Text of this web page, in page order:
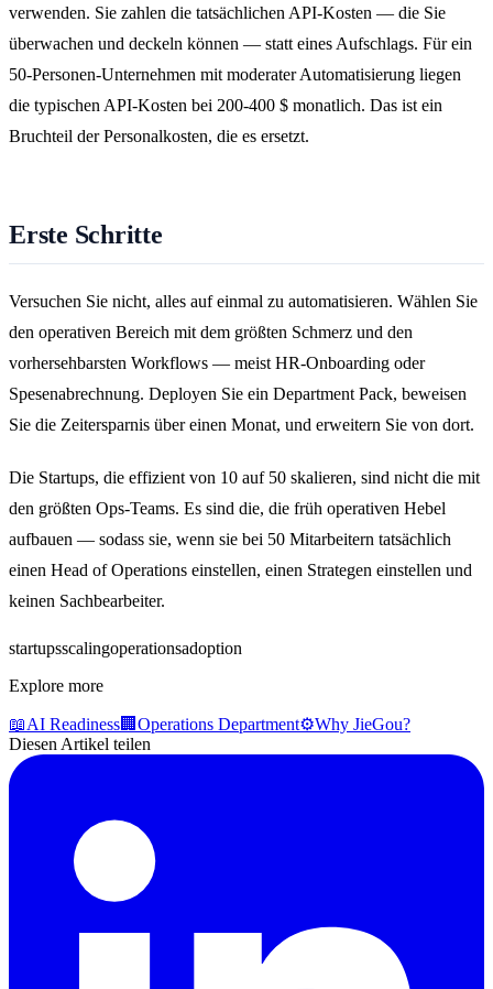
verwenden. Sie zahlen die tatsächlichen API-Kosten — die Sie
überwachen und deckeln können — statt eines Aufschlags. Für ein
50-Personen-Unternehmen mit moderater Automatisierung liegen
die typischen API-Kosten bei 200-400 $ monatlich. Das ist ein
Bruchteil der Personalkosten, die es ersetzt.
Erste Schritte
Versuchen Sie nicht, alles auf einmal zu automatisieren. Wählen Sie
den operativen Bereich mit dem größten Schmerz und den
vorhersehbarsten Workflows — meist HR-Onboarding oder
Spesenabrechnung. Deployen Sie ein Department Pack, beweisen
Sie die Zeitersparnis über einen Monat, und erweitern Sie von dort.
Die Startups, die effizient von 10 auf 50 skalieren, sind nicht die mit
den größten Ops-Teams. Es sind die, die früh operativen Hebel
aufbauen — sodass sie, wenn sie bei 50 Mitarbeitern tatsächlich
einen Head of Operations einstellen, einen Strategen einstellen und
keinen Sachbearbeiter.
startupsscalingoperationsadoption
Explore more
📖AI Readiness🏢 Operations Department⚙️Why JieGou?
Diesen Artikel teilen